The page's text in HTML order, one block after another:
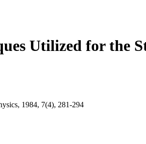
Utilized for the
1984, 7(4), 281-294